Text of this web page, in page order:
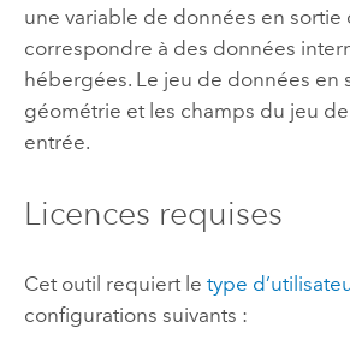
une variable de données en sortie
correspondre à des données
hébergées. Le jeu de données en
géométrie et les champs du jeu
entrée.
Licences requises
Cet outil requiert le type
configurations suivants :